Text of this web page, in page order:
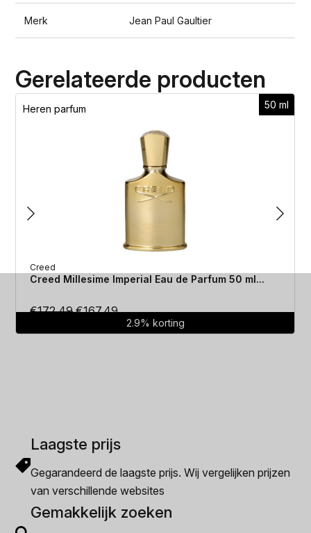
Merk Jean Paul Gaultier
Gerelateerde producten
50 ml
Heren parfum
Creed
Creed Millesime Imperial Eau de Parfum 50 ml...
€172.49Oorspronkelijke
€167.49Huidige
prijs
2.9% korting
Laagste prijs
Gegarandeerd de laagste prijs. Wij vergelijken prijzen
van verschillende websites
Gemakkelijk zoeken